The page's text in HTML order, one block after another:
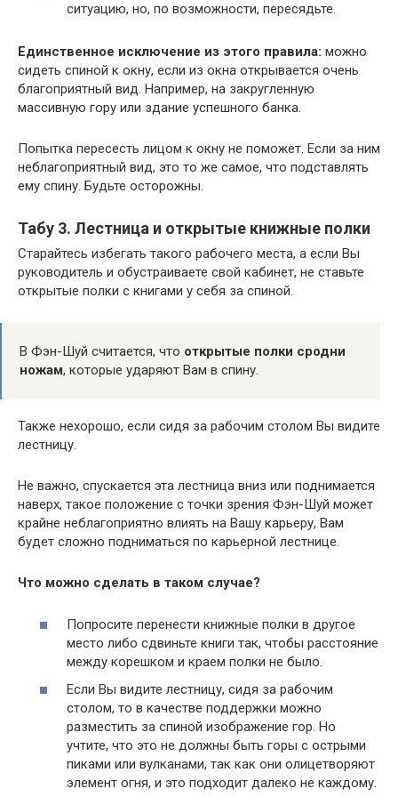
ситуацию, но, по возможности, пересядьте.
Единственное исключение из этого правила: можно
сидеть спиной к окну, если из окна открывается очень
благоприятный вид. Например, на закругленную
массивную гору или здание успешного банка.
Попытка пересесть лицом к окну не поможет. Если за ним
неблагоприятный вид, это то же самое, что подставлять
ему спину. Будьте осторожны.
Табу 3. Лестница и открытые книжные полки
Старайтесь избегать такого рабочего места, а если Вы
руководитель и обустраиваете свой кабинет, не ставьте
открытые полки с книгами у себя за спиной.
В Фэн-Шуй считается, что открытые полки сродни
ножам, которые ударяют Вам в спину.
Также нехорошо, если сидя за рабочим столом Вы видите
лестницу.
Не важно, спускается эта лестница вниз или поднимается
наверх, такое положение с точки зрения Фэн-Шуй может
крайне неблагоприятно влиять на Вашу карьеру, Вам
будет сложно подниматься по карьерной лестнице.
Что можно сделать в таком случае?
Попросите перенести книжные полки в другое
место либо сдвиньте книги так, чтобы расстояние
между корешком и краем полки не было.
Если Вы видите лестницу, сидя за рабочим
столом, то в качестве поддержки можно
разместить за спиной изображение гор. Но
учтите, что это не должны быть горы с острыми
пиками или вулканами, так как они олицетворяют
элемент огня, и это подходит далеко не каждому.